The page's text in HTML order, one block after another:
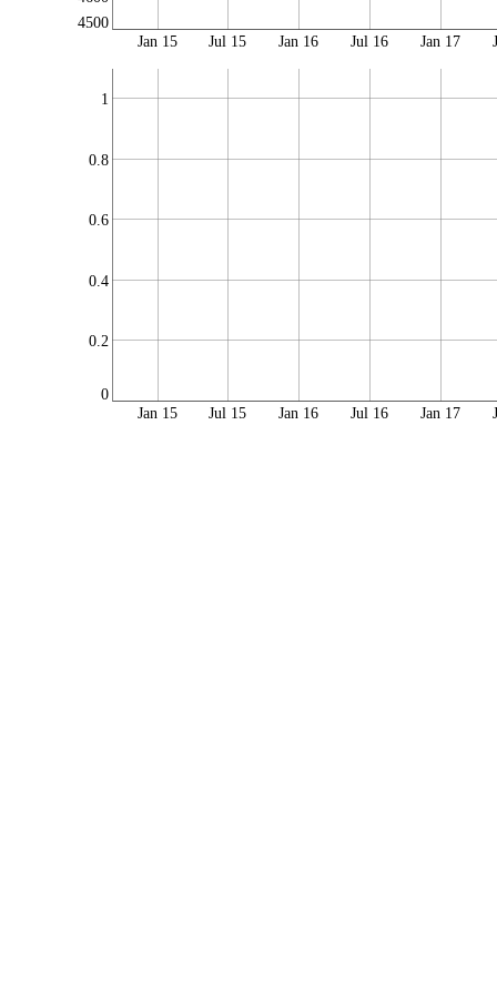
4500
Jan 15 Jul 15 Jan 16 Jul 16 Jan 17
0
0.2
0.4
0.6
0.8
1
Jan 15 Jul 15 Jan 16 Jul 16 Jan 17